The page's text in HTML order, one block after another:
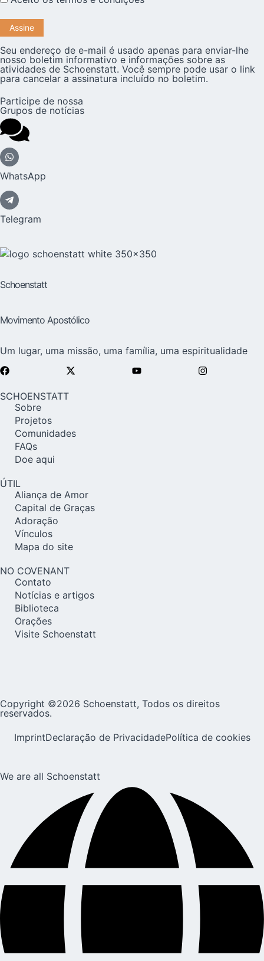
Seu endereço de e-mail é usado apenas para enviar-lhe
nosso boletim informativo e informações sobre as
atividades de Schoenstatt. Você sempre pode usar o link
para cancelar a assinatura incluído no boletim.
Participe de nossa
Grupos de notícias
WhatsApp
Telegram
Schoenstatt
Movimento Apostólico
Um lugar, uma missão, uma família, uma espiritualidade
SCHOENSTATT
Sobre
Projetos
Comunidades
FAQs
Doe aqui
ÚTIL
Aliança de Amor
Capital de Graças
Adoração
Vínculos
Mapa do site
NO COVENANT
Contato
Notícias e artigos
Biblioteca
Orações
Visite Schoenstatt
Copyright ©2026 Schoenstatt, Todos os direitos
reservados.
ImprintDeclaração de PrivacidadePolítica de cookies
We are all Schoenstatt